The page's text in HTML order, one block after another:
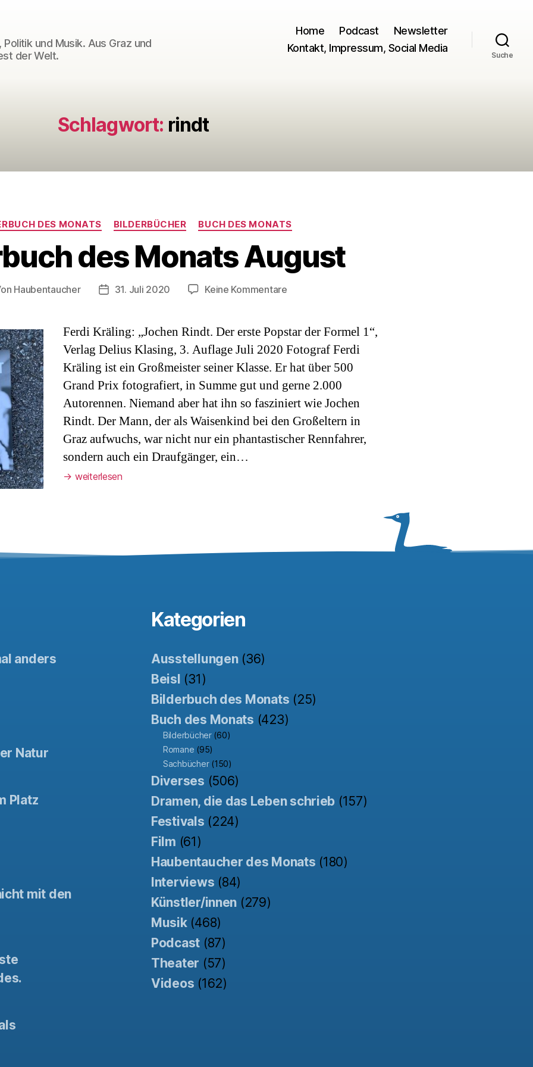
Politik und Musik. Aus Graz und
der Welt.
Home Podcast
Newsletter
Kontakt, Impressum, Social Media
Suche
Schlagwort: rindt
Kategorien
DES MONATS BILDERBÜCHER BUCH DES MONATS
des Monats August
Haubentaucher Veröffentlichungsdatum
31. Juli 2020 Keine Kommentarezu
Monats
August
Ferdi Kräling: „Jochen Rindt. Der erste Popstar der Formel 1“,
Verlag Delius Klasing, 3. Auflage Juli 2020 Fotograf Ferdi
Kräling ist ein Großmeister seiner Klasse. Er hat über 500
Grand Prix fotografiert, in Summe gut und gerne 2.000
Autorennen. Niemand aber hat ihn so fasziniert wie Jochen
Rindt. Der Mann, der als Waisenkind bei den Großeltern in
Graz aufwuchs, war nicht nur ein phantastischer Rennfahrer,
sondern auch ein Draufgänger, ein…
→ weiterlesen
anders
Natur
Platz
mit den
Kategorien
Ausstellungen(36)
Beisl (31)
Bilderbuch des Monats (25)
Buch des Monats (423)
Bilderbücher(60)
Romane (95)
Sachbücher(150)
Diverses (506)
Dramen, die das Leben schrieb (157)
Festivals (224)
Film (61)
Haubentaucher des Monats (180)
Interviews (84)
Künstler/innen (279)
Musik(468)
Podcast (87)
Theater (57)
Videos (162)